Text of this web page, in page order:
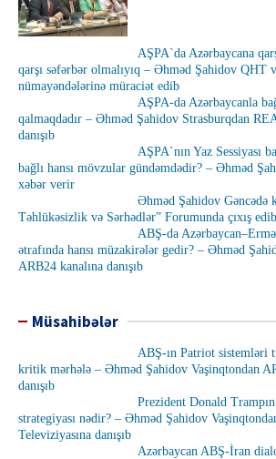
AŞPA`da Azərbaycana
qarşı səfərbər olmalıyıq – Əhməd Şahidov QHT
nümayəndələrinə müraciət edib
AŞPA-da Azərbaycanla
qalmaqdadır – Əhməd Şahidov Strasburqdan
danışıb
AŞPA`nın Yaz Sessiyası
bağlı hansı mövzular gündəmdədir? – Əhməd
xəbər verir
Əhməd Şahidov Gəncədə
Təhlükəsizlik və Sərhədlər” Forumunda çıxış edib
ABŞ-da
ətrafında hansı müzakirələr gedir? – Əhməd
ARB24 kanalına danışıb
Müsahibələr
ABŞ-ın Patriot sistemləri
kritik mərhələ – Əhməd Şahidov Vaşinqtondan
danışıb
Prezident Donald
strategiyası nədir? – Əhməd Şahidov
Televiziyasına danışıb
Azərbaycan ABŞ-İran